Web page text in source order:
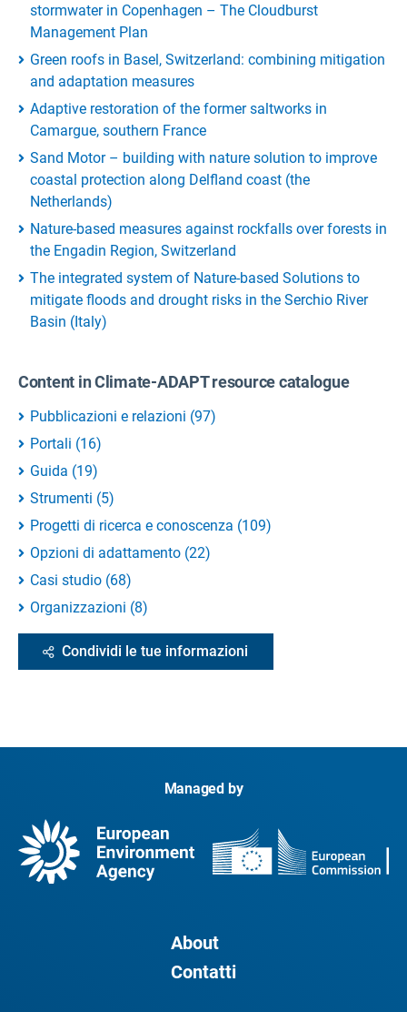
stormwater in Copenhagen – The Cloudburst
Management Plan
Green roofs in Basel, Switzerland: combining mitigation
and adaptation measures
Adaptive restoration of the former saltworks in
Camargue, southern France
Sand Motor – building with nature solution to improve
coastal protection along Delfland coast (the
Netherlands)
Nature-based measures against rockfalls over forests in
the Engadin Region, Switzerland
The integrated system of Nature-based Solutions to
mitigate floods and drought risks in the Serchio River
Basin (Italy)
Content in Climate-ADAPT resource catalogue
Pubblicazioni e relazioni (97)
Portali (16)
Guida (19)
Strumenti (5)
Progetti di ricerca e conoscenza (109)
Opzioni di adattamento (22)
Casi studio (68)
Organizzazioni (8)
Condividi le tue informazioni
Managed by
About
Contatti